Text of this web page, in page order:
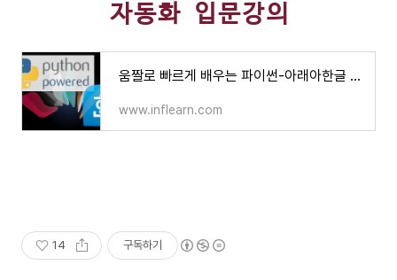
자동화 입문강의
움짤로 빠르게 배우는 파이썬-아래아한글 자동화 레시피 - 인프런 | 강의
www.inflearn.com
14 구독하기